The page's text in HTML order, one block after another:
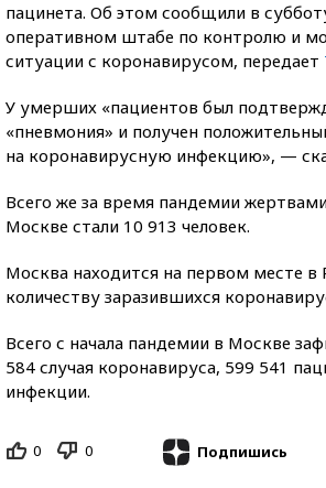
пацинета. Об этом сообщили в
оперативном штабе по контролю и
ситуации с коронавирусом, передает
У умерших «пациентов был
«пневмония» и получен
на коронавирусную инфекцию», —
Всего же за время пандемии
Москве стали 10 913 человек.
Москва находится на первом месте в
количеству заразившихся
Всего с начала пандемии в Москве
584 случая коронавируса, 599 541
инфекции.
0 0 Подпишись